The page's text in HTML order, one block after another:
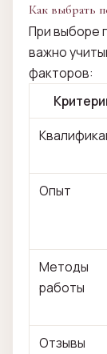
Как выбрать
При выборе
важно
факторов:
Опыт
Методы
работы
Отзывы